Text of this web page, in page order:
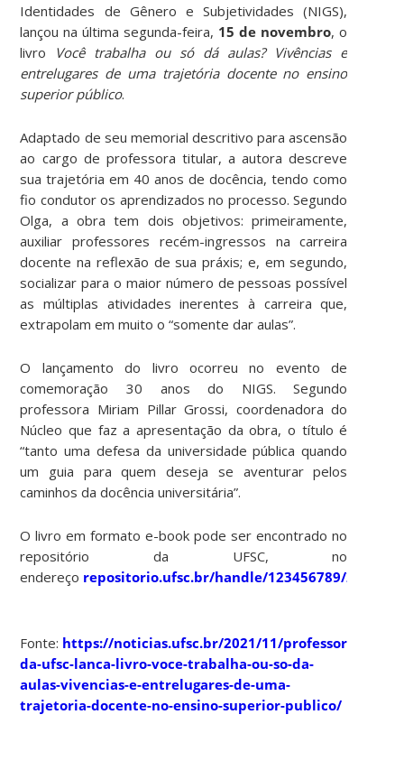
Identidades de Gênero e Subjetividades (NIGS),
lançou na última segunda-feira, 15 de novembro, o
livro Você trabalha ou só dá aulas? Vivências e
entrelugares de uma trajetória docente no ensino
superior público.
Adaptado de seu memorial descritivo para ascensão
ao cargo de professora titular, a autora descreve
sua trajetória em 40 anos de docência, tendo como
fio condutor os aprendizados no processo. Segundo
Olga, a obra tem dois objetivos: primeiramente,
auxiliar professores recém-ingressos na carreira
docente na reflexão de sua práxis; e, em segundo,
socializar para o maior número de pessoas possível
as múltiplas atividades inerentes à carreira que,
extrapolam em muito o “somente dar aulas”.
O lançamento do livro ocorreu no evento de
comemoração 30 anos do NIGS. Segundo
professora Miriam Pillar Grossi, coordenadora do
Núcleo que faz a apresentação da obra, o título é
“tanto uma defesa da universidade pública quando
um guia para quem deseja se aventurar pelos
caminhos da docência universitária”.
O livro em formato e-book pode ser encontrado no
repositório da UFSC, no
endereço repositorio.ufsc.br/handle/123456789/229983
Fonte: https://noticias.ufsc.br/2021/11/professora-
da-ufsc-lanca-livro-voce-trabalha-ou-so-da-
aulas-vivencias-e-entrelugares-de-uma-
trajetoria-docente-no-ensino-superior-publico/